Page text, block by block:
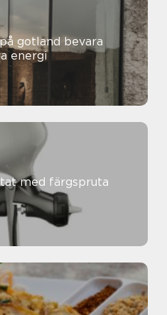
bevara
energi
med färgspruta